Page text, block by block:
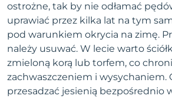
ostrożne, tak by nie odłamać
uprawiać przez kilka lat na tym
pod warunkiem okrycia na zimę.
należy usuwać. W lecie warto
zmieloną korą lub torfem, co
zachwaszczeniem i wysychaniem.
przesadzać jesienią bezpośrednio